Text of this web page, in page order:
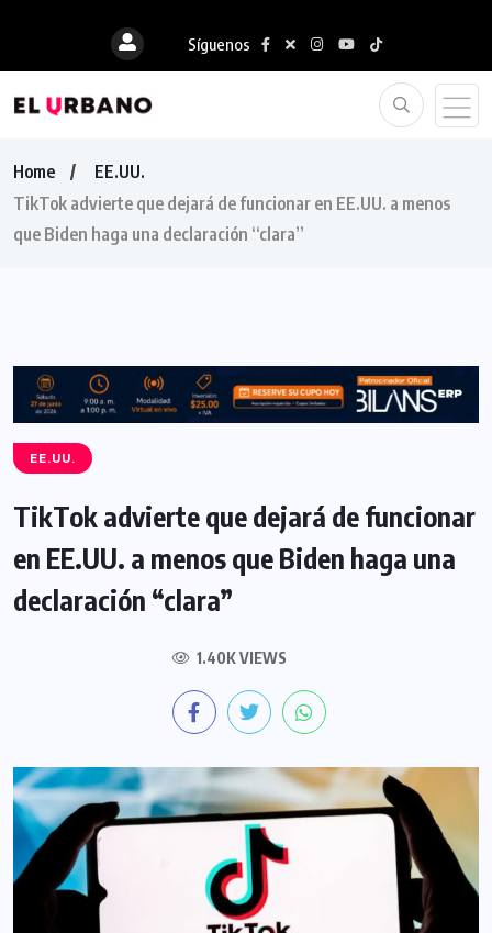
Síguenos
Home
EE.UU.
TikTok advierte que dejará de funcionar en EE.UU. a menos
que Biden haga una declaración “clara”
EE.UU.
TikTok advierte que dejará de funcionar
en EE.UU. a menos que Biden haga una
declaración “clara”
1.40K VIEWS